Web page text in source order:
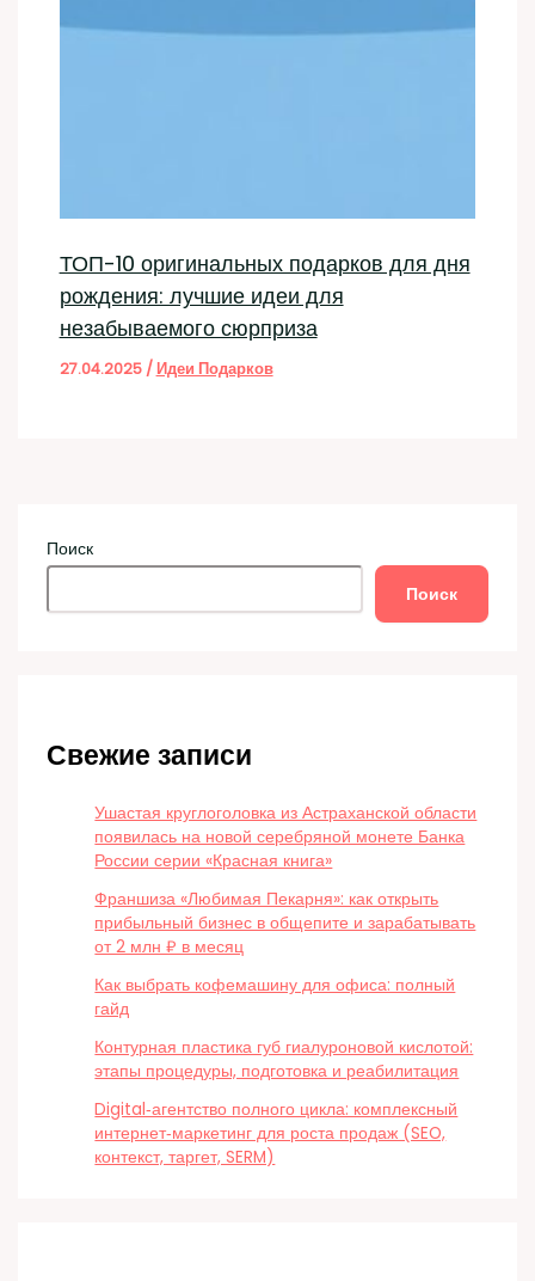
ТОП-10 оригинальных подарков для дня
рождения: лучшие идеи для
незабываемого сюрприза
27.04.2025 / Идеи Подарков
Поиск
Поиск
Свежие записи
Ушастая круглоголовка из Астраханской области
появилась на новой серебряной монете Банка
России серии «Красная книга»
Франшиза «Любимая Пекарня»: как открыть
прибыльный бизнес в общепите и зарабатывать
от 2 млн ₽ в месяц
Как выбрать кофемашину для офиса: полный
гайд
Контурная пластика губ гиалуроновой кислотой:
этапы процедуры, подготовка и реабилитация
Digital‑агентство полного цикла: комплексный
интернет‑маркетинг для роста продаж (SEO,
контекст, таргет, SERM)